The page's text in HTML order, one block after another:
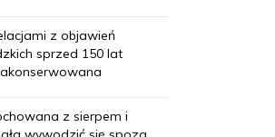
z objawień
sprzed 150 lat
z sierpem i